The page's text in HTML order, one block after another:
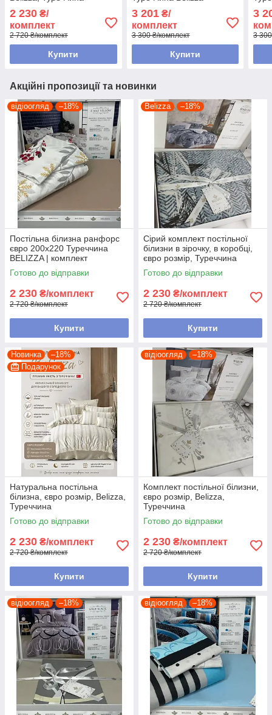
2 230 ₴/
комплект
2 720 ₴/комплект
Купити
3 201₴/
комплект
3 300 ₴/комплект
Купити
3
3
Акційні пропозиції та новинки
відіоогляд –18%
Постільна білизна ранфорс
євро 200х220 Туреччина
BELIZZA | комплект
постільної білизни 100%
бавовна
Готово до відправки
2 230 ₴/комплект
2 720 ₴/комплект
Купити
Belizza –18%
Сірий комплект постільної
білизни в зірочку, в коробці,
євро розмір, Туреччина
Готово до відправки
2 230 ₴/комплект
2 720 ₴/комплект
Купити
Новинка
–18%
Подарунок
Натуральна постільна
білизна, євро розмір, Belizza,
Туреччина
Готово до відправки
2 230 ₴/комплект
2 720 ₴/комплект
Купити
відіоогляд –18%
Комплект постільної білизни,
євро розмір, Belizza,
Туреччина
Готово до відправки
2 230 ₴/комплект
2 720 ₴/комплект
Купити
відіоогляд –18% відіоогляд –18%